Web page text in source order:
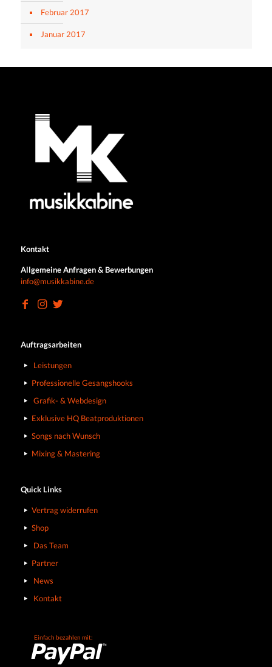
Februar 2017
Januar 2017
Kontakt
Allgemeine Anfragen & Bewerbungen
info@musikkabine.de
Auftragsarbeiten
Leistungen
Professionelle Gesangshooks
Grafik- & Webdesign
Exklusive HQ Beatproduktionen
Songs nach Wunsch
Mixing & Mastering
Quick Links
Vertrag widerrufen
Shop
Das Team
Partner
News
Kontakt
Einfach bezahlen mit: